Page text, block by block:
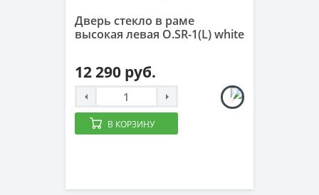
Дверь стекло в раме
высокая левая O.SR-1(L) white
12 290 руб.
В КОРЗИНУ